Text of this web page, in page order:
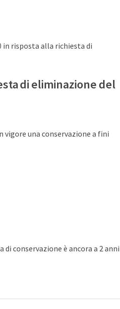
risposta alla richiesta di
di eliminazione del
vigore una conservazione a fini
conservazione è ancora a 2 anni